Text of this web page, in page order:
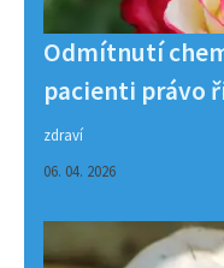
Odmítnutí
pacienti právo
zdraví
06. 04. 2026